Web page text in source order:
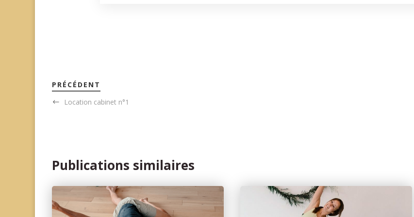
PRÉCÉDENT
Location cabinet n°1
Publications similaires